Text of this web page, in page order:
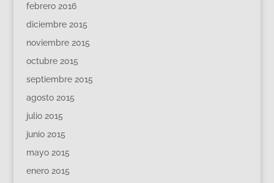
febrero 2016
diciembre 2015
noviembre 2015
octubre 2015
septiembre 2015
agosto 2015
julio 2015
junio 2015
mayo 2015
enero 2015